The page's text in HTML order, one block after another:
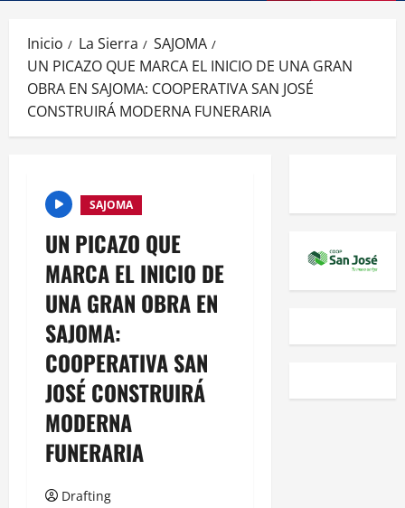
Inicio La Sierra
SAJOMA
UN PICAZO QUE MARCA EL INICIO DE UNA GRAN
OBRA EN SAJOMA: COOPERATIVA SAN JOSÉ
CONSTRUIRÁ MODERNA FUNERARIA
SAJOMA
UN PICAZO QUE
MARCA EL INICIO DE
UNA GRAN OBRA EN
SAJOMA:
COOPERATIVA SAN
JOSÉ CONSTRUIRÁ
MODERNA
FUNERARIA
Drafting